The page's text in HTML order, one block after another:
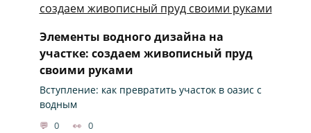
Элементы водного дизайна на
участке: создаем живописный пруд
своими руками
Вступление: как превратить участок в оазис с
водным
0 0